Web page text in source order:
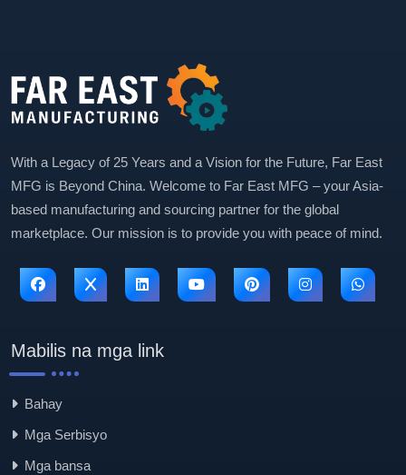
With a Legacy of 25 Years and a Vision for the Future, Far East
MFG is Beyond China. Welcome to Far East MFG – your Asia-
based manufacturing and sourcing partner for the global
marketplace. Our mission is to provide you with peace of mind.
Mabilis na mga link
Bahay
Mga Serbisyo
Mga bansa